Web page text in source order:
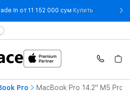
In от 11 152 000 сум Купить- iPhone 17
Pro MacBook Pro 14.2" M5 Pro